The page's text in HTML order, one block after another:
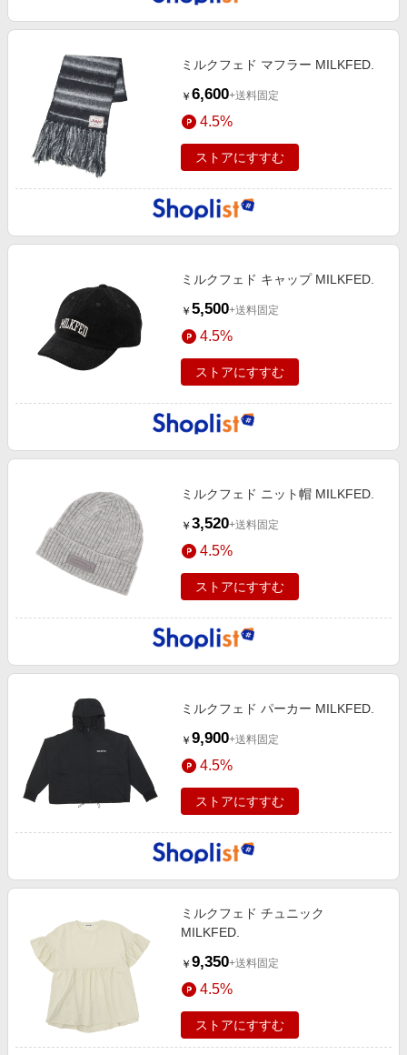
ミルクフェド マフラー MILKFED.
￥ 6,600+送料固定
4.5%
ストアにすすむ
ミルクフェド キャップ MILKFED.
￥ 5,500+送料固定
4.5%
ストアにすすむ
ミルクフェド ニット帽 MILKFED.
￥ 3,520+送料固定
4.5%
ストアにすすむ
ミルクフェド パーカー MILKFED.
￥ 9,900+送料固定
4.5%
ストアにすすむ
ミルクフェド チュニック
MILKFED.
￥ 9,350+送料固定
4.5%
ストアにすすむ